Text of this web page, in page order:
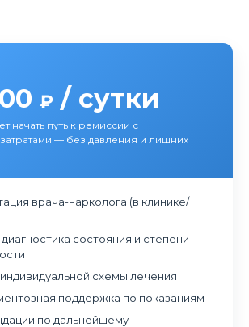
₽ / сутки
начать путь к ремиссии с
— без давления и лишних
врача-нарколога (в клинике/
состояния и степени
схемы лечения
поддержка по показаниям
по дальнейшему